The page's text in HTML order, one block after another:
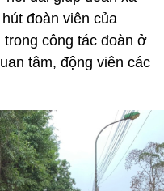
đoàn viên của
công tác đoàn ở
tâm, động viên các